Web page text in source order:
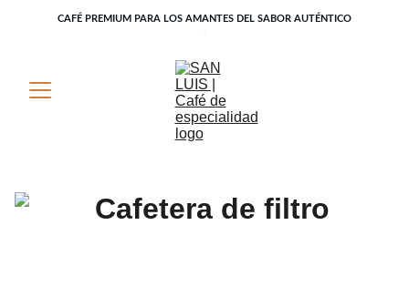
CAFÉ PREMIUM PARA LOS AMANTES DEL SABOR AUTÉNTICO